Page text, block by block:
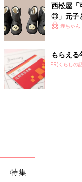
西松屋「
◎」元子
赤ちゃん
もらえ
PR(くらしの
特集